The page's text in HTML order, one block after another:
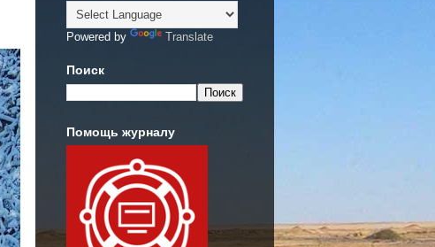
Powered by Translate
Поиск
Помощь журналу